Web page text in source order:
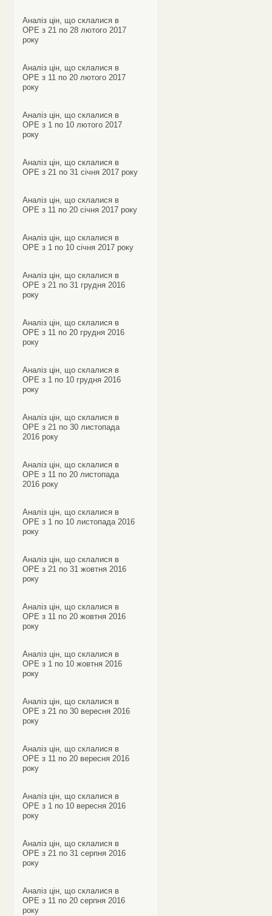
Аналіз цін, що склалися в
ОРЕ з 21 по 28 лютого 2017
року
Аналіз цін, що склалися в
ОРЕ з 11 по 20 лютого 2017
року
Аналіз цін, що склалися в
ОРЕ з 1 по 10 лютого 2017
року
Аналіз цін, що склалися в
ОРЕ з 21 по 31 січня 2017 року
Аналіз цін, що склалися в
ОРЕ з 11 по 20 січня 2017 року
Аналіз цін, що склалися в
ОРЕ з 1 по 10 січня 2017 року
Аналіз цін, що склалися в
ОРЕ з 21 по 31 грудня 2016
року
Аналіз цін, що склалися в
ОРЕ з 11 по 20 грудня 2016
року
Аналіз цін, що склалися в
ОРЕ з 1 по 10 грудня 2016
року
Аналіз цін, що склалися в
ОРЕ з 21 по 30 листопада
2016 року
Аналіз цін, що склалися в
ОРЕ з 11 по 20 листопада
2016 року
Аналіз цін, що склалися в
ОРЕ з 1 по 10 листопада 2016
року
Аналіз цін, що склалися в
ОРЕ з 21 по 31 жовтня 2016
року
Аналіз цін, що склалися в
ОРЕ з 11 по 20 жовтня 2016
року
Аналіз цін, що склалися в
ОРЕ з 1 по 10 жовтня 2016
року
Аналіз цін, що склалися в
ОРЕ з 21 по 30 вересня 2016
року
Аналіз цін, що склалися в
ОРЕ з 11 по 20 вересня 2016
року
Аналіз цін, що склалися в
ОРЕ з 1 по 10 вересня 2016
року
Аналіз цін, що склалися в
ОРЕ з 21 по 31 серпня 2016
року
Аналіз цін, що склалися в
ОРЕ з 11 по 20 серпня 2016
року